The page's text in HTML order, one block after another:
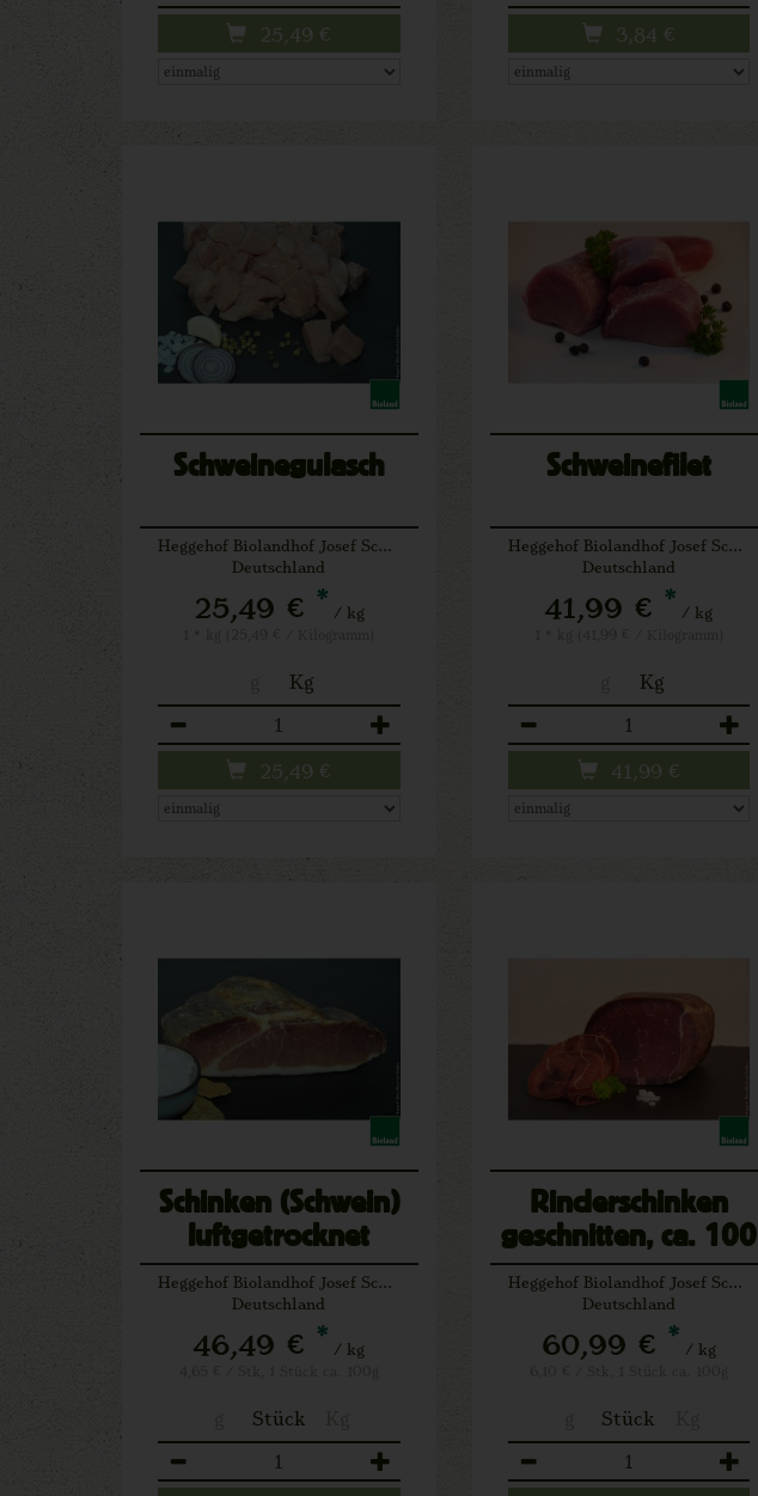
25,49 € 3,84 €
Schweinegulasch
Heggehof Biolandhof Josef Schäfers Lichtenau
Deutschland
25,49 € * / kg
Kg
25,49 €
Schweinefilet
Heggehof Biolandhof Josef Schäfers Lichtenau
Deutschland
41,99 € * / kg
Kg
41,99 €
Schinken (Schwein)
luftgetrocknet
geschnitten ca. 100 g
Heggehof Biolandhof Josef Schäfers Lichtenau
Deutschland
46,49 € * / kg
Stück
Rinderschinken
geschnitten, ca. 100
g
Heggehof Biolandhof Josef Schäfers Lichtenau
Deutschland
60,99 € * / kg
Stück